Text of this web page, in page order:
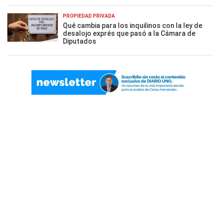
PROPIEDAD PRIVADA
Qué cambia para los inquilinos con la ley de
desalojo exprés que pasó a la Cámara de
Diputados